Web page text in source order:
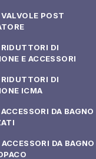
POST
DI
E ACCESSORI
DI
ICMA
DA BAGNO
DA BAGNO